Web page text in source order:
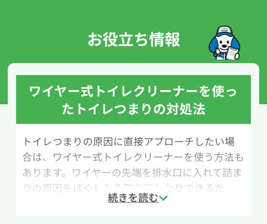
お役立ち情報
ワイヤー式トイレクリーナーを使っ
たトイレつまりの対処法
トイレつまりの原因に直接アプローチしたい場
合は、ワイヤー式トイレクリーナーを使う方法も
あります。ワイヤーの先端を排水口に入れて詰ま
りの原因をほぐしたり取り出したりできるた
め、ラバーカップ（すっぽん）で改善しない場合